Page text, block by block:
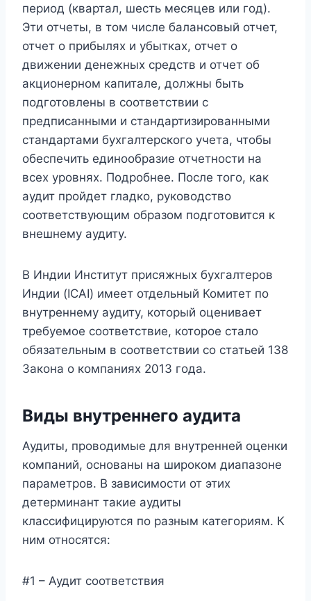
период (квартал, шесть месяцев или год).
Эти отчеты, в том числе балансовый отчет,
отчет о прибылях и убытках, отчет о
движении денежных средств и отчет об
акционерном капитале, должны быть
подготовлены в соответствии с
предписанными и стандартизированными
стандартами бухгалтерского учета, чтобы
обеспечить единообразие отчетности на
всех уровнях. Подробнее. После того, как
аудит пройдет гладко, руководство
соответствующим образом подготовится к
внешнему аудиту.
В Индии Институт присяжных бухгалтеров
Индии (ICAI) имеет отдельный Комитет по
внутреннему аудиту, который оценивает
требуемое соответствие, которое стало
обязательным в соответствии со статьей 138
Закона о компаниях 2013 года.
Виды внутреннего аудита
Аудиты, проводимые для внутренней оценки
компаний, основаны на широком диапазоне
параметров. В зависимости от этих
детерминант такие аудиты
классифицируются по разным категориям. К
ним относятся:
#1 – Аудит соответствия